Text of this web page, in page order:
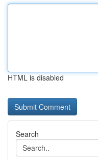
HTML is disabled
Search